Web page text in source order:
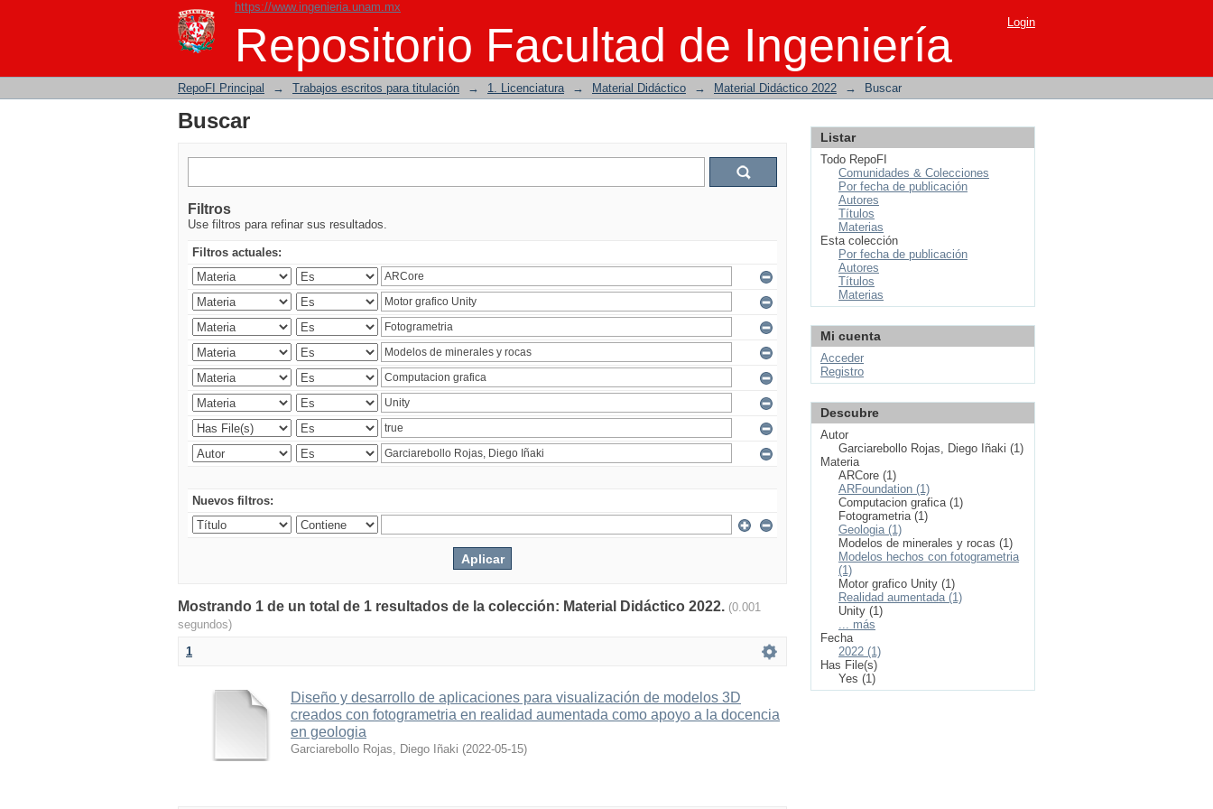
https://www.ingenieria.unam.mx
Repositorio Facultad de Ingeniería
Buscar Login
RepoFI Principal → Trabajos escritos para titulación → 1. Licenciatura → Material Didáctico → Material Didáctico 2022 → Buscar
Buscar
Filtros
Use filtros para refinar sus resultados.
Filtros actuales:
Nuevos filtros:
Mostrando 1 de un total de 1 resultados de la colección: Material Didáctico 2022. (0.001
segundos)
1
Diseño y desarrollo de aplicaciones para visualización de modelos 3D
creados con fotogrametria en realidad aumentada como apoyo a la docencia
en geologia
Garciarebollo Rojas, Diego Iñaki (2022-05-15)
Listar
Todo RepoFI
Comunidades & Colecciones
Por fecha de publicación
Autores
Títulos
Materias
Esta colección
Por fecha de publicación
Autores
Títulos
Materias
Mi cuenta
Acceder
Registro
Descubre
Autor
Garciarebollo Rojas, Diego Iñaki (1)
Materia
ARCore (1)
ARFoundation (1)
Computacion grafica (1)
Fotogrametria (1)
Geologia (1)
Modelos de minerales y rocas (1)
Modelos hechos con fotogrametria
(1)
Motor grafico Unity (1)
Realidad aumentada (1)
Unity (1)
... más
Fecha
2022 (1)
Has File(s)
Yes (1)